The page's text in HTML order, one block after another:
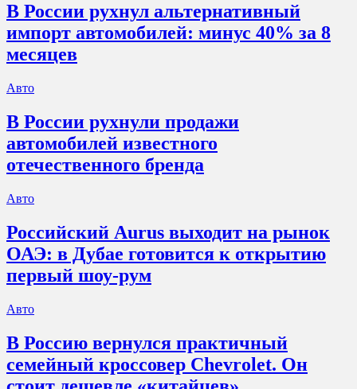
В России рухнул альтернативный
импорт автомобилей: минус 40% за 8
месяцев
Авто
В России рухнули продажи
автомобилей известного
отечественного бренда
Авто
Российский Aurus выходит на рынок
ОАЭ: в Дубае готовится к открытию
первый шоу-рум
Авто
В Россию вернулся практичный
семейный кроссовер Chevrolet. Он